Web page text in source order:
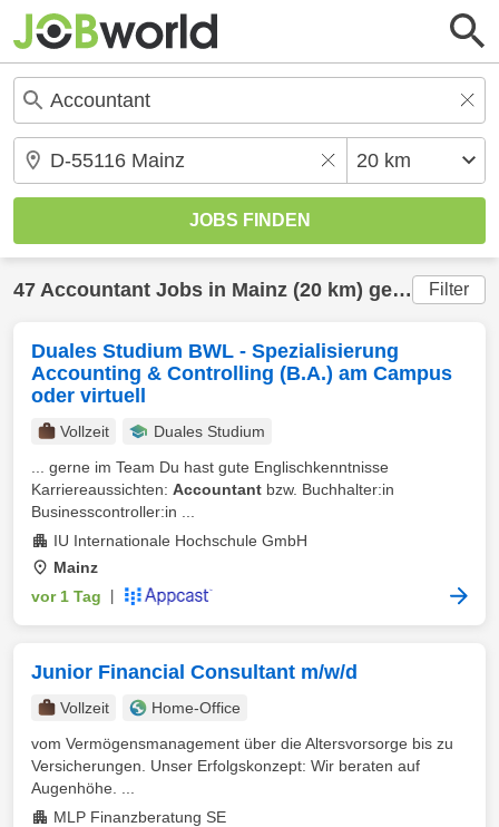
47 Accountant Jobs in Mainz (20 km) gefunden Filter
Duales Studium BWL - Spezialisierung
Accounting & Controlling (B.A.) am Campus
oder virtuell
Vollzeit
Duales Studium
... gerne im Team Du hast gute Englischkenntnisse
Karriereaussichten: Accountant bzw. Buchhalter:in
Businesscontroller:in ...
IU Internationale Hochschule GmbH
Mainz
vor 1 Tag
Junior Financial Consultant m/w/d
Vollzeit
Home-Office
vom Vermögensmanagement über die Altersvorsorge bis zu
Versicherungen. Unser Erfolgskonzept: Wir beraten auf
Augenhöhe. ...
MLP Finanzberatung SE